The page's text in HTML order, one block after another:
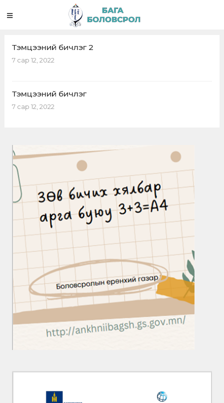
Тэмцээний бичлэг 2
7 сар 12, 2022
Тэмцээний бичлэг
7 сар 12, 2022